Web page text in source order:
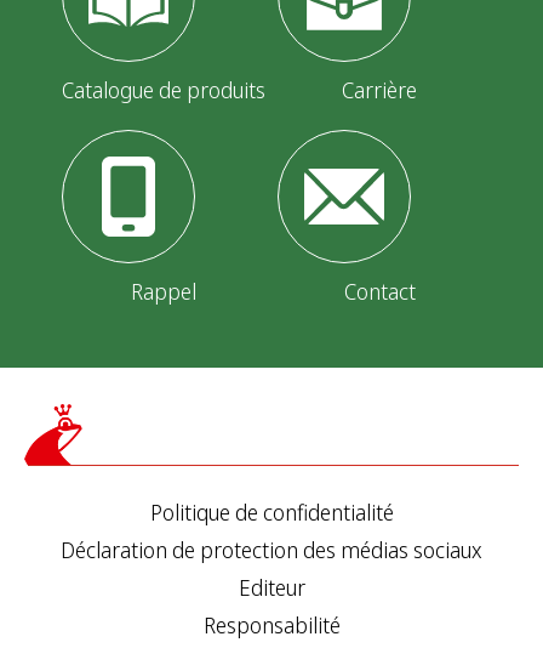
Catalogue de produits Carrière
Rappel Contact
Politique de confidentialité
Déclaration de protection des médias sociaux
Editeur
Responsabilité